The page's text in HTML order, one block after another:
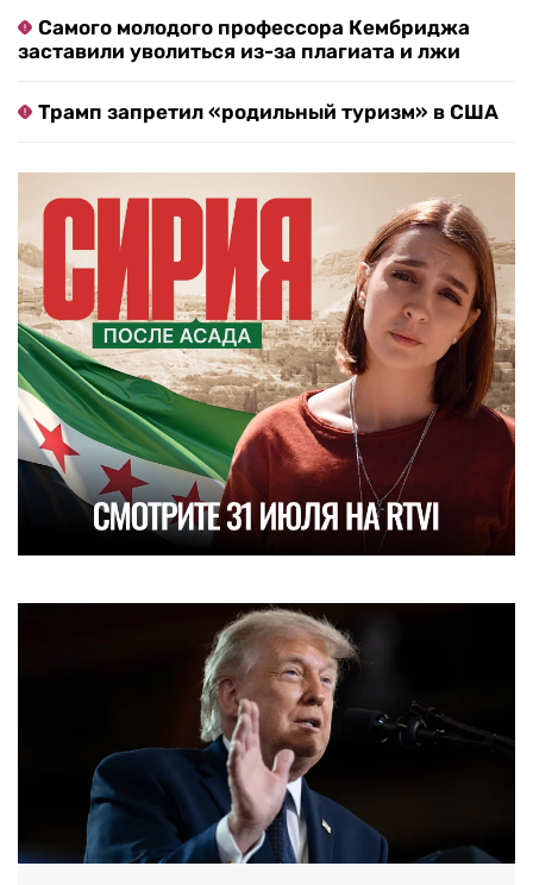
Самого молодого профессора Кембриджа
заставили уволиться из-за плагиата и лжи
Трамп запретил «родильный туризм» в США